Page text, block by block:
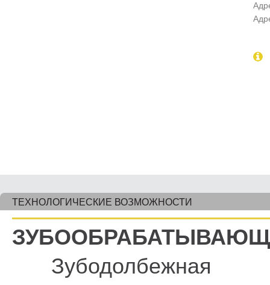
ТЕХНОЛОГИЧЕСКИЕ ВОЗМОЖНОСТИ
Зубодолбежная